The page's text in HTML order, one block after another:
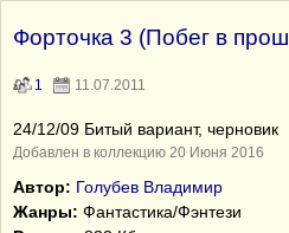
Форточка 3 (Побег в
1 11.07.2011
24/12/09 Битый вариант, черновик
Добавлен в коллекцию 20 Июня 2016
Автор: Голубев Владимир
Жанры: Фантастика/Фэнтези